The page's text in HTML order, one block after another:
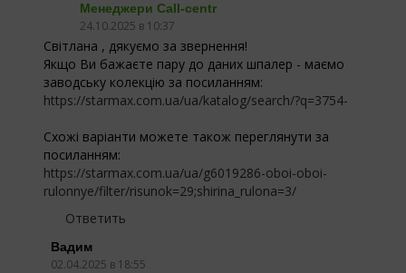
Менеджери Call-centr
24.10.2025 в 10:37
Світлана , дякуємо за звернення!
Якщо Ви бажаєте пару до даних шпалер - маємо
заводську колекцію за посиланням:
https://starmax.com.ua/ua/katalog/search/?q=3754-
Схожі варіанти можете також переглянути за
посиланням:
https://starmax.com.ua/ua/g6019286-oboi-oboi-
rulonnye/filter/risunok=29;shirina_rulona=3/
Ответить
Вадим
02.04.2025 в 18:55